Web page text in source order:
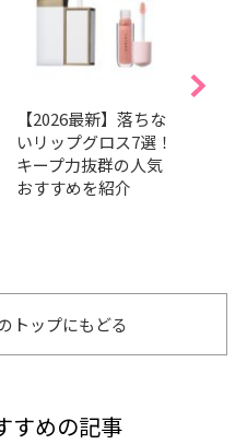
【2026最新】落ちな
いリップグロス7選！
キープ力抜群の人気
おすすめを紹介
トップにもどる
すめの記事